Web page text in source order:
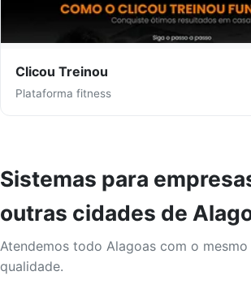
Clicou Treinou
Plataforma fitness
Sistemas para
outras cidades de
Atendemos todo Alagoas com o
qualidade.